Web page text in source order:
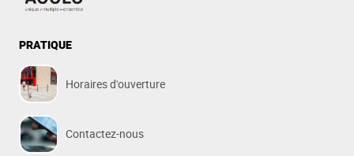
PRATIQUE
Horaires d'ouverture
Contactez-nous